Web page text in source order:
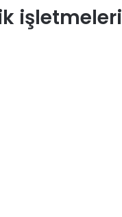
işletmeleri